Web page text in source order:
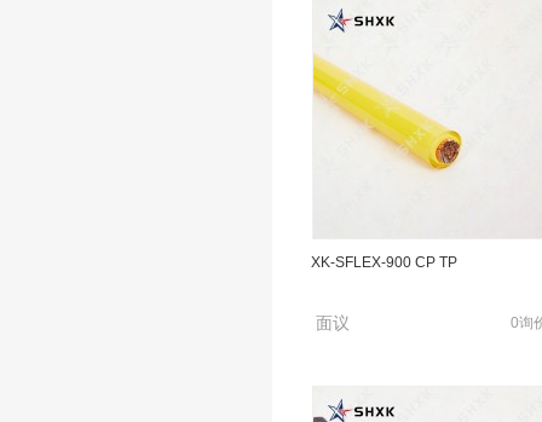
XK-SFLEX-900 CP TP
面议 0询